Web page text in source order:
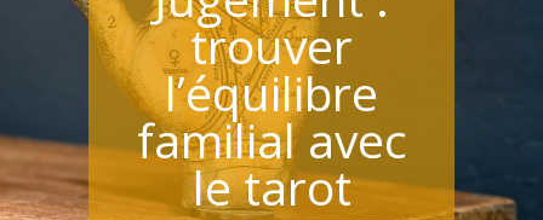
trouver
l’équilibre
familial avec
le tarot